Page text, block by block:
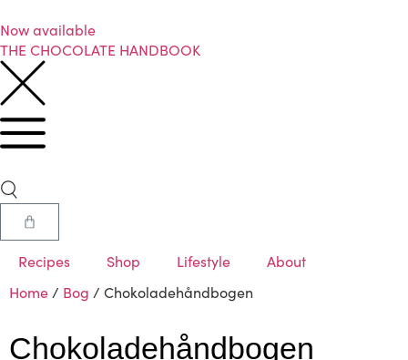
Now available
THE CHOCOLATE HANDBOOK
Recipes Shop Lifestyle
About
Home / Bog / Chokoladehåndbogen
Chokoladehåndbogen